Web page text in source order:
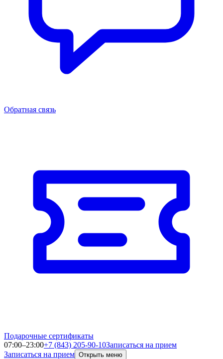
Обратная связь
Подарочные сертификаты
07:00–23:00+7 (843) 205-90-10Записаться на прием
Записаться на прием Открыть меню